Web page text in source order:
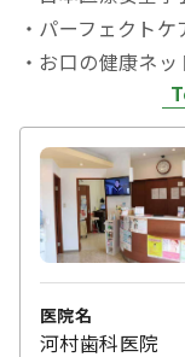
・パーフェクト
・お口の健康ネ
医院名
河村歯科医院